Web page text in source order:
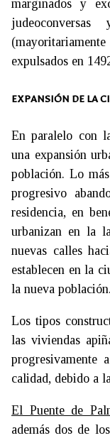
marginados y
expulsados en
EXPANSIÓN DE LA
En paralelo con
una expansión
población. Lo
progresivo
residencia, en
urbanizan en la
nuevas calles
establecen en la
la nueva población.
Los tipos
las viviendas
progresivamente
calidad, debido a
El Puente de
además dos de